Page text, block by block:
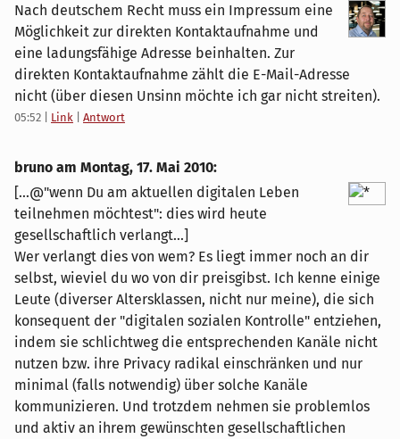
Nach deutschem Recht muss ein Impressum eine
Möglichkeit zur direkten Kontaktaufnahme und
eine ladungsfähige Adresse beinhalten. Zur
direkten Kontaktaufnahme zählt die E-Mail-Adresse
nicht (über diesen Unsinn möchte ich gar nicht streiten).
05:52 Link Antwort
bruno am Montag, 17. Mai 2010:
[...@"wenn Du am aktuellen digitalen Leben
teilnehmen möchtest": dies wird heute
gesellschaftlich verlangt...]
Wer verlangt dies von wem? Es liegt immer noch an dir
selbst, wieviel du wo von dir preisgibst. Ich kenne einige
Leute (diverser Altersklassen, nicht nur meine), die sich
konsequent der "digitalen sozialen Kontrolle" entziehen,
indem sie schlichtweg die entsprechenden Kanäle nicht
nutzen bzw. ihre Privacy radikal einschränken und nur
minimal (falls notwendig) über solche Kanäle
kommunizieren. Und trotzdem nehmen sie problemlos
und aktiv an ihrem gewünschten gesellschaftlichen